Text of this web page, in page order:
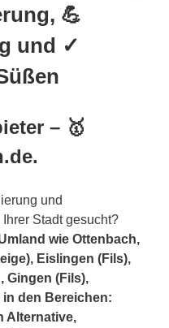
💪
und ✓
– 🥇
und
Stadt gesucht?
wie Ottenbach,
Eislingen (Fils),
Gingen (Fils),
den Bereichen:
Alternative,